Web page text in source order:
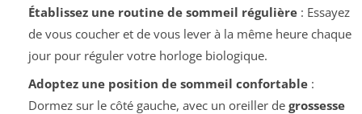
Établissez une routine de sommeil régulière: Essayez
de vous coucher et de vous lever à la même heure chaque
jour pour réguler votre horloge biologique.
Adoptez une position de sommeil confortable:
Dormez sur le côté gauche, avec un oreiller de grossesse